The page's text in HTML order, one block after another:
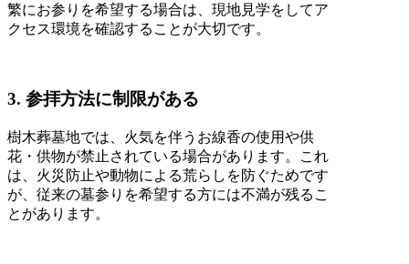
繁にお参りを希望する場合は、現地見学をしてア
クセス環境を確認することが大切です。
3. 参拝方法に制限がある
樹木葬墓地では、火気を伴うお線香の使用や供
花・供物が禁止されている場合があります。これ
は、火災防止や動物による荒らしを防ぐためです
が、従来の墓参りを希望する方には不満が残るこ
とがあります。